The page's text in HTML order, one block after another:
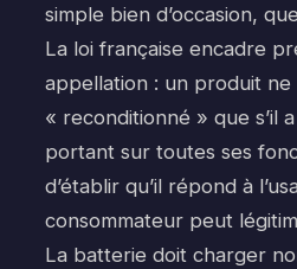
simple bien d’occasion,
La loi française encadre
appellation : un produit
« reconditionné » que s’il
portant sur toutes ses
d’établir qu’il répond à
consommateur peut
La batterie doit charger